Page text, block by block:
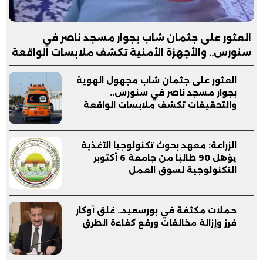
العثور على جثمان شاب بجوار مسجد ناصر في
سنورس.. والأجهزة الأمنية تكشف ملابسات الواقعة
العثور على جثمان شاب مجهول الهوية
بجوار مسجد ناصر في سنورس..
والتحقيقات تكشف ملابسات الواقعة
الزراعة: معهد بحوث تكنولوجيا الأغذية
يؤهل 90 طالبًا من جامعة 6 أكتوبر
التكنولوجية لسوق العمل
حملات مكثفة في بورسعيد.. غلق أوكار
فرز وإزالة مخالفات ورفع كفاءة الطرق